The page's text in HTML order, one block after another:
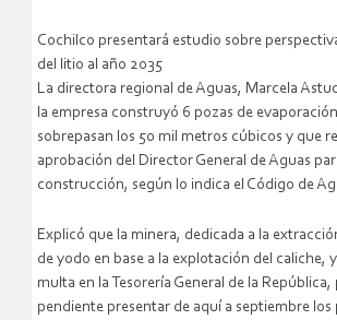
Cochilco presentará estudio sobre
del litio al año 2035
La directora regional de Aguas, Marcela
la empresa construyó 6 pozas de
sobrepasan los 50 mil metros cúbicos y que
aprobación del Director General de Aguas
construcción, según lo indica el Código de
Explicó que la minera, dedicada a la
de yodo en base a la explotación del caliche,
multa en la Tesorería General de la
pendiente presentar de aquí a septiembre los